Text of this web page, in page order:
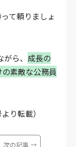
て頼りましょ
ら、 成長の
素敵な公務員
り転載）
次の記事